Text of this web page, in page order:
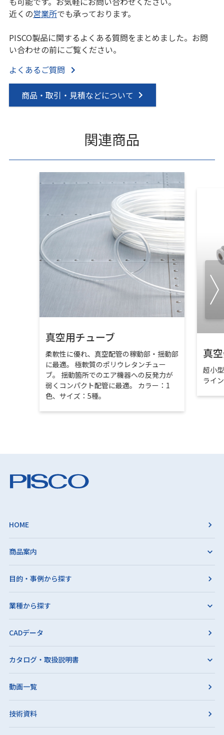
近くの営業所でも承っております。
PISCO製品に関するよくある質問をまとめました。お問
い合わせの前にご覧ください。
よくあるご質問
商品・取引・見積などについて
関連商品
真空用チューブ
柔軟性に優れ、真空配管の稼動部・揺動部
に最適。 極軟質のポリウレタンチュー
ブ。 揺動箇所でのエア機器への反発力が
弱くコンパクト配管に最適。 カラー：1
色、サイズ：5種。
真
超小
ライ
HOME
商品案内
目的・事例から探す
業種から探す
CADデータ
カタログ・取扱説明書
動画一覧
技術資料